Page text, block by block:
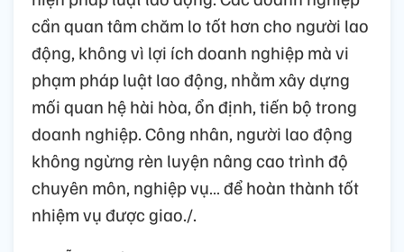
cần quan tâm chăm lo tốt hơn cho người lao
động, không vì lợi ích doanh nghiệp mà vi
phạm pháp luật lao động, nhằm xây dựng
mối quan hệ hài hòa, ổn định, tiến bộ trong
doanh nghiệp. Công nhân, người lao động
không ngừng rèn luyện nâng cao trình độ
chuyên môn, nghiệp vụ… để hoàn thành tốt
nhiệm vụ được giao./.